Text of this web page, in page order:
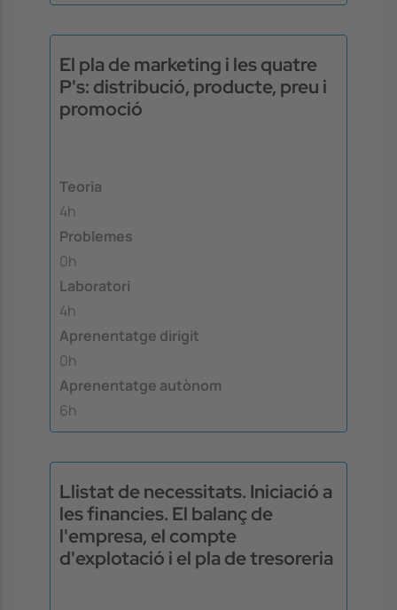
El pla de marketing i les quatre
P's: distribució, producte, preu i
promoció
Teoria
4h
Problemes
0h
Laboratori
4h
Aprenentatge dirigit
0h
Aprenentatge autònom
6h
Llistat de necessitats. Iniciació a
les financies. El balanç de
l'empresa, el compte
d'explotació i el pla de tresoreria